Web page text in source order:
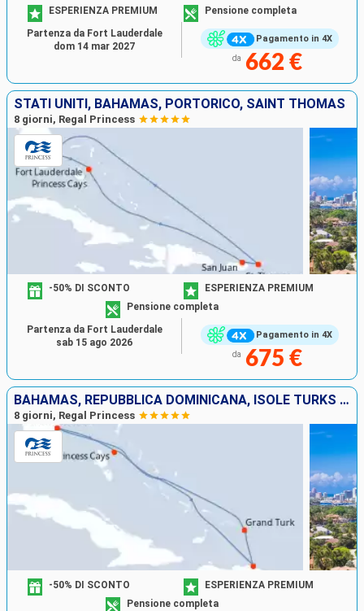
Pagamento in 4X
ESPERIENZA PREMIUM Pensione completa
da 662 €
Partenza da Fort Lauderdale
dom 14 mar 2027
STATI UNITI, BAHAMAS, PORTORICO, SAINT THOMAS
8 giorni, Regal Princess
Pagamento in 4X
-50% DI SCONTO
ESPERIENZA PREMIUM
Pensione completa
da 675 €
Partenza da Fort Lauderdale
sab 15 ago 2026
BAHAMAS, REPUBBLICA DOMINICANA, ISOLE TURKS E CAICOS, STATI UNITI
8 giorni, Regal Princess
-50% DI SCONTO
ESPERIENZA PREMIUM
Pensione completa